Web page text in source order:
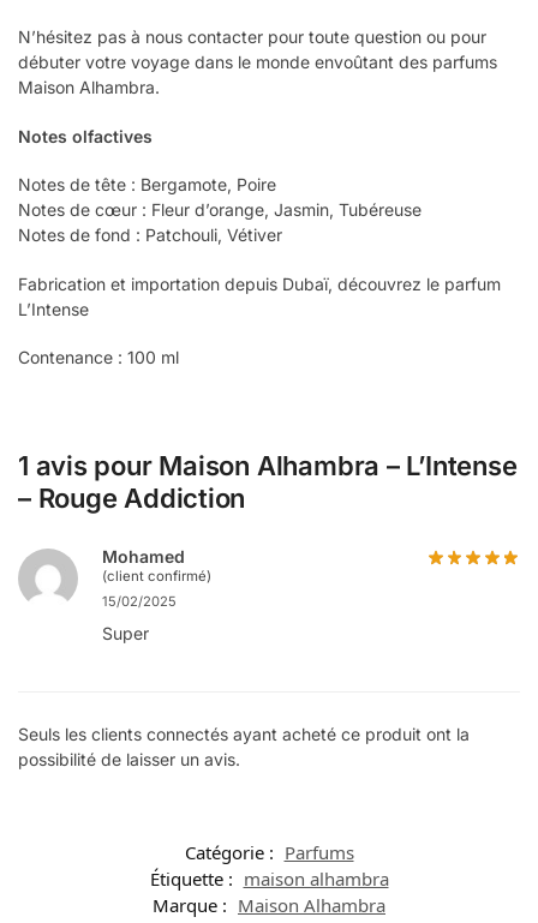
N’hésitez pas à nous contacter pour toute question ou pour
débuter votre voyage dans le monde envoûtant des parfums
Maison Alhambra.
Notes olfactives
Notes de tête : Bergamote, Poire
Notes de cœur : Fleur d’orange, Jasmin, Tubéreuse
Notes de fond : Patchouli, Vétiver
Fabrication et importation depuis Dubaï, découvrez le parfum
L’Intense
Contenance : 100 ml
1 avis pour Maison Alhambra – L’Intense
– Rouge Addiction
Mohamed
(client confirmé)
15/02/2025
Super
Seuls les clients connectés ayant acheté ce produit ont la
possibilité de laisser un avis.
Catégorie : Parfums
Étiquette : maison alhambra
Marque : Maison Alhambra